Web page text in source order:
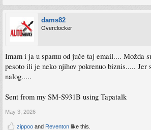
dams82
Overclocker
Imam i ja u spamu od juče taj email.... Možda
pesoto ili je neko njihov pokrenuo biznis..... Jer
nalog.....
Sent from my SM-S931B using Tapatalk
May 3, 2026
zippoo and Reventon like this.